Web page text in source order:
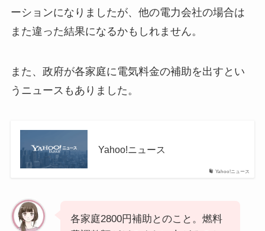
ーションになりましたが、他の電力会社の場合は
また違った結果になるかもしれません。
また、政府が各家庭に電気料金の補助を出すとい
うニュースもありました。
Yahoo!ニュース
Yahoo!ニュース
各家庭2800円補助とのこと。燃料